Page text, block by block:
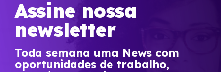
Assine nossa
newsletter
Toda semana uma News com
oportunidades de trabalho,